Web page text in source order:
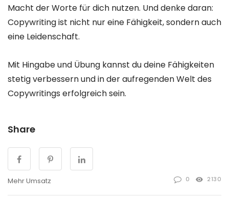
Macht der Worte für dich nutzen. Und denke daran:
Copywriting ist nicht nur eine Fähigkeit, sondern auch
eine Leidenschaft.
Mit Hingabe und Übung kannst du deine Fähigkeiten
stetig verbessern und in der aufregenden Welt des
Copywritings erfolgreich sein.
Share
Mehr Umsatz 0 2130